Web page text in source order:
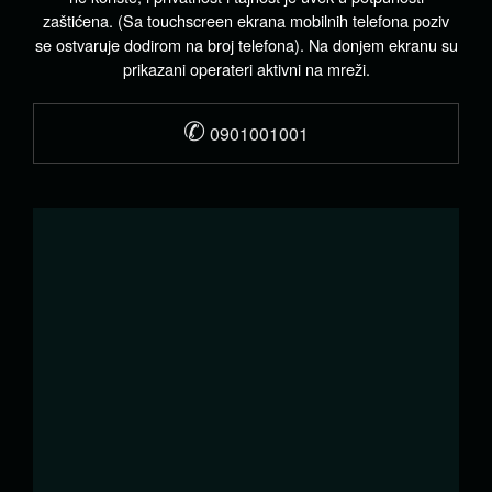
zaštićena. (Sa touchscreen ekrana mobilnih telefona poziv
se ostvaruje dodirom na broj telefona). Na donjem ekranu su
prikazani operateri aktivni na mreži.
✆ 0901001001